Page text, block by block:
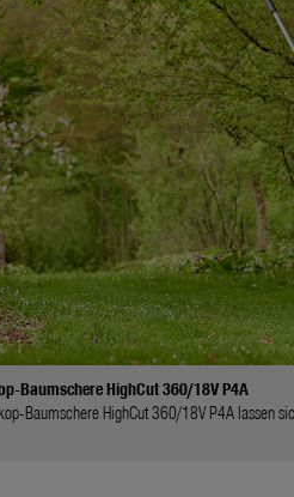
Baumschere HighCut 360/18V P4A
Baumschere HighCut 360/18V P4A lassen